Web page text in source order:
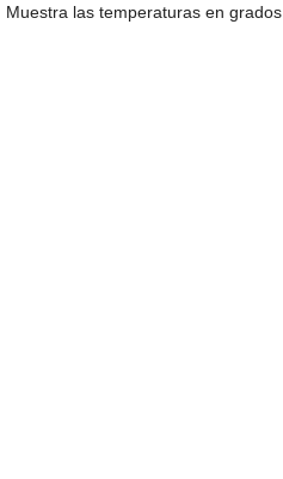
Muestra las temperaturas en grados